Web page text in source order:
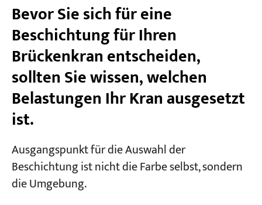
(Ferien)
Schritt 5: Haftungstest
Häufige Beschichtungsfehler – auf einen Blick
beurteilen
Was wir getan haben
Häufig gestellte Fragen
Welche Beschichtung wird standardmäßig
für einen Standard-Hallenbrückenkran
Bevor Sie sich für eine
Beschichtung für Ihren
Brückenkran entscheiden,
sollten Sie wissen, welchen
Belastungen Ihr Kran ausgesetzt
ist.
Ausgangspunkt für die Auswahl der
Beschichtung ist nicht die Farbe selbst, sondern
die Umgebung.